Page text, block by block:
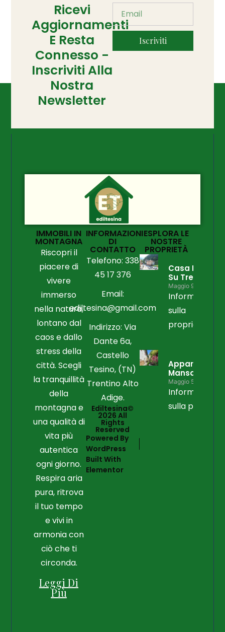
Ricevi
Aggiornamenti
E Resta
Connesso -
Inscriviti Alla
Nostra
Newsletter
Iscriviti
IMMOBILI IN
MONTAGNA
Riscopri il
piacere di
vivere
immerso
nella natura,
lontano dal
caos e dallo
stress della
città. Scegli
la tranquillità
della
montagna e
una qualità di
vita più
autentica
ogni giorno.
Respira aria
pura, ritrova
il tuo tempo
e vivi in
armonia con
ciò che ti
circonda.
Leggi Di
Più
INFORMAZIONI
DI
CONTATTO
Telefono: 338
45 17 376
Email:
ediltesina@gmail.com
Indirizzo: Via
Dante 6a,
Castello
Tesino, (TN)
Trentino Alto
Adige.
Ediltesina©
2026 All
Rights
Reserved
Powered By
WordPress
Built With
Elementor
ESPLORA LE
NOSTRE
PROPRIETÀ
Casa Libera
Su Tre Lati
Maggio 9, 2026
Informazioni
sulla
proprietà
Mansardato
Maggio 5, 2026
Informazioni
sulla